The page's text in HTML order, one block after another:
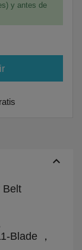
y antes de
keyboard_arrow_up
Belt
Blade ，